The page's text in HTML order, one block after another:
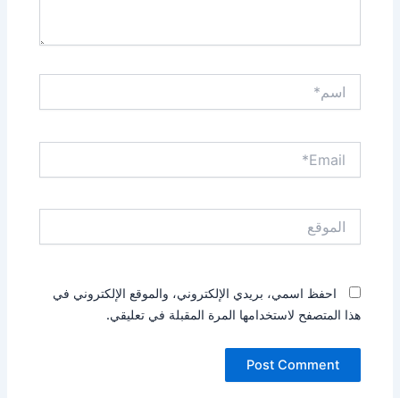
احفظ اسمي، بريدي الإلكتروني، والموقع الإلكتروني في
هذا المتصفح لاستخدامها المرة المقبلة في تعليقي.